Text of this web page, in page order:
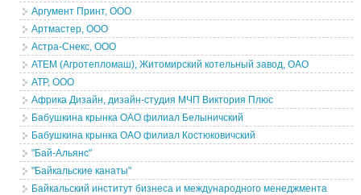
Аргумент Принт, ООО
Артмастер, ООО
Астра-Снекс, ООО
АТЕМ (Агротепломаш), Житомирский котельный завод, ОАО
АТР, ООО
Африка Дизайн, дизайн-студия МЧП Виктория Плюс
Бабушкина крынка ОАО филиал Белыничский
Бабушкина крынка ОАО филиал Костюковичский
"Бай-Альянс"
"Байкальские канаты"
Байкальский институт бизнеса и международного менеджмента